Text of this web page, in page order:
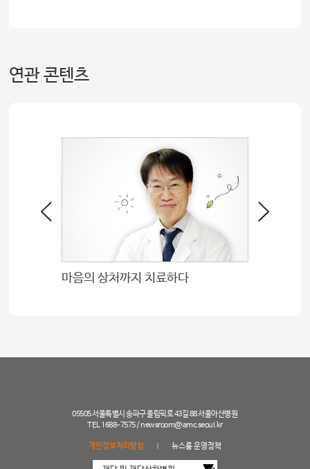
연관 콘텐츠
마음의 상처까지 치료하다
05505 서울특별시 송파구 올림픽로 43길 88 서울아산병원
TEL 1688-7575 /newsroom@amc.seoul.kr
개인정보처리방침 뉴스룸 운영정책